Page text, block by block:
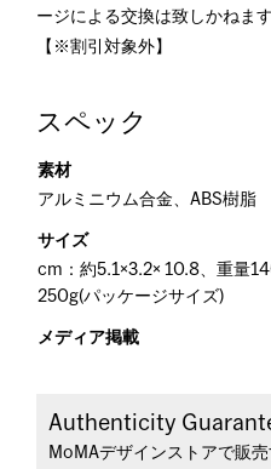
ージによる交換は致しかねま
【※割引対象外】
スペック
素材
アルミニウム合金、ABS樹脂
サイズ
cm：約5.1×3.2× 10.8、重量
250g(パッケージサイズ)
メディア掲載
Authenticity
MoMAデザインストアで販